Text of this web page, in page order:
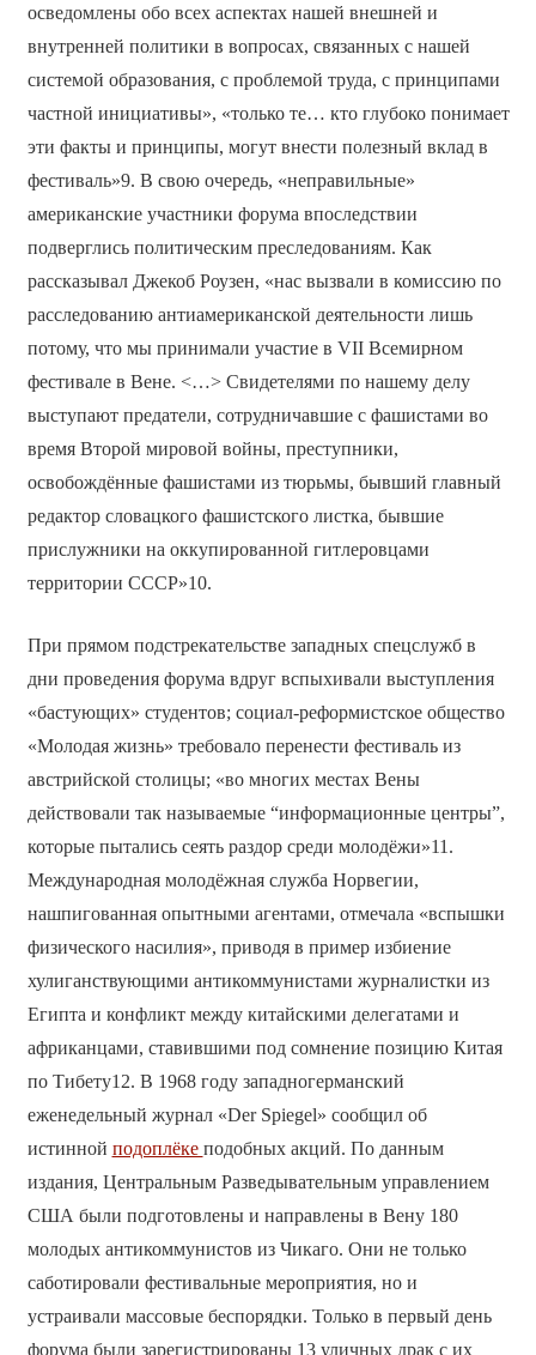
осведомлены обо всех аспектах нашей внешней и
внутренней политики в вопросах, связанных с нашей
системой образования, с проблемой труда, с принципами
частной инициативы», «только те… кто глубоко понимает
эти факты и принципы, могут внести полезный вклад в
фестиваль»9. В свою очередь, «неправильные»
американские участники форума впоследствии
подверглись политическим преследованиям. Как
рассказывал Джекоб Роузен, «нас вызвали в комиссию по
расследованию антиамериканской деятельности лишь
потому, что мы принимали участие в VII Всемирном
фестивале в Вене. <…> Свидетелями по нашему делу
выступают предатели, сотрудничавшие с фашистами во
время Второй мировой войны, преступники,
освобождённые фашистами из тюрьмы, бывший главный
редактор словацкого фашистского листка, бывшие
прислужники на оккупированной гитлеровцами
территории СССР»10.
При прямом подстрекательстве западных спецслужб в
дни проведения форума вдруг вспыхивали выступления
«бастующих» студентов; социал-реформистское общество
«Молодая жизнь» требовало перенести фестиваль из
австрийской столицы; «во многих местах Вены
действовали так называемые “информационные центры”,
которые пытались сеять раздор среди молодёжи»11.
Международная молодёжная служба Норвегии,
нашпигованная опытными агентами, отмечала «вспышки
физического насилия», приводя в пример избиение
хулиганствующими антикоммунистами журналистки из
Египта и конфликт между китайскими делегатами и
африканцами, ставившими под сомнение позицию Китая
по Тибету12. В 1968 году западногерманский
еженедельный журнал «Der Spiegel» сообщил об
истинной подоплёке подобных акций. По данным
издания, Центральным Разведывательным управлением
США были подготовлены и направлены в Вену 180
молодых антикоммунистов из Чикаго. Они не только
саботировали фестивальные мероприятия, но и
устраивали массовые беспорядки. Только в первый день
форума были зарегистрированы 13 уличных драк с их